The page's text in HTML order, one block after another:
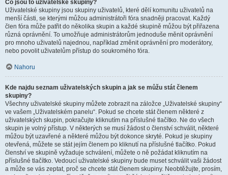
Co jsou to uživatelské skupiny?
Uživatelské skupiny jsou skupiny uživatelů, které dělí komunitu uživatelů na
menší části, se kterými můžou administrátoři fóra snadněji pracovat. Každý
člen fóra může patřit do několika skupin a každé skupině můžou být přiřazena
různá oprávnění. To umožňuje administrátorům jednoduše měnit oprávnění
pro mnoho uživatelů najednou, například změnit oprávnění pro moderátory,
nebo povolit uživatelům přístup do soukromého fóra.
Nahoru
Kde najdu seznam uživatelských skupin a jak se můžu stát členem
skupiny?
Všechny uživatelské skupiny můžete zobrazit na záložce „Uživatelské skupiny“
ve vašem „Uživatelském panelu“. Pokud se chcete stát členem některé z
uživatelských skupin, pokračujte kliknutím na příslušné tlačítko. Ne do všech
skupin je volný přístup. V některých se musí žádost o členství schválit, některé
můžou být uzavřené a některé můžou být dokonce skryté. Pokud je skupiny
otevřená, můžete se stát jejím členem po kliknutí na příslušné tlačítko. Pokud
členství ve skupině vyžaduje schválení, můžete o ně požádat kliknutím na
příslušné tlačítko. Vedoucí uživatelské skupiny bude muset schválit vaši žádost
a může se vás zeptat, proč se chcete stát členem skupiny. Neobtěžujte, prosím,